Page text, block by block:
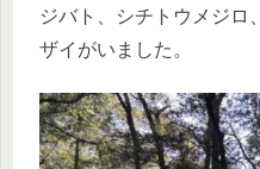
ジバト、シチトウメジロ
ザイがいました。